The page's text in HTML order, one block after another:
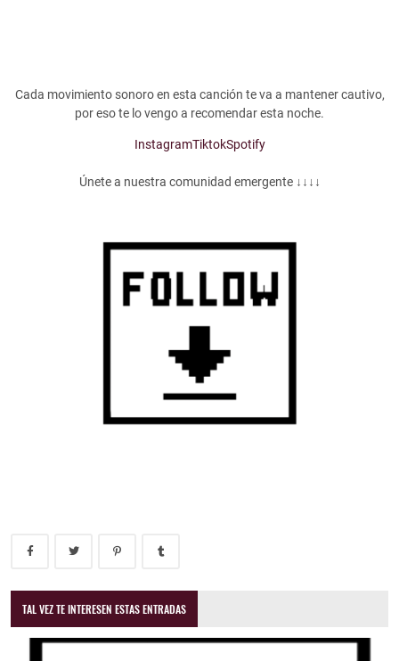
Cada movimiento sonoro en esta canción te va a mantener cautivo,
por eso te lo vengo a recomendar esta noche.
InstagramTiktokSpotify
Únete a nuestra comunidad emergente ↓↓↓↓
TAL VEZ TE INTERESEN ESTAS ENTRADAS